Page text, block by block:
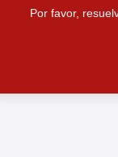
Por favor,